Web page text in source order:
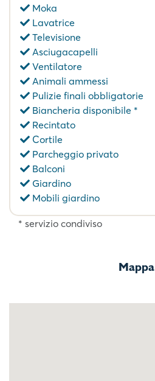
Moka
Lavatrice
Televisione
Asciugacapelli
Ventilatore
Animali ammessi
Pulizie finali obbligatorie
Biancheria disponibile *
Recintato
Cortile
Parcheggio privato
Balconi
Giardino
Mobili giardino
* servizio condiviso
Mappa